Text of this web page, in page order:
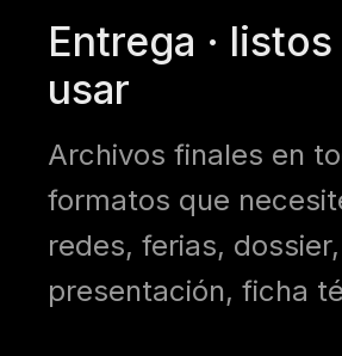
Entrega · listos
usar
Archivos finales en
formatos que
redes, ferias, dossier,
presentación, ficha